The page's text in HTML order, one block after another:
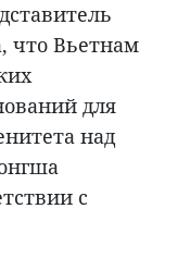
что Вьетнам
для
над
с